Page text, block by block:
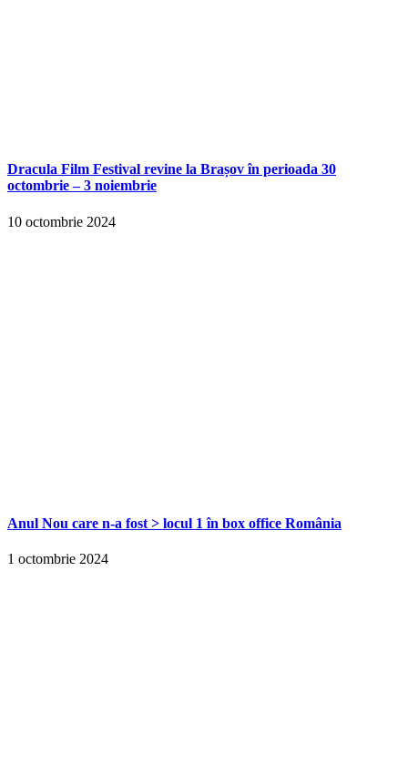
Dracula Film Festival revine la Brașov în perioada 30
octombrie – 3 noiembrie
10 octombrie 2024
Anul Nou care n-a fost > locul 1 în box office România
1 octombrie 2024